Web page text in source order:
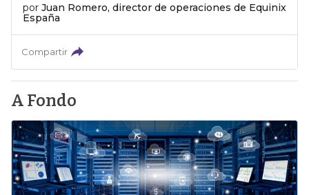
por Juan Romero, director de operaciones de Equinix
España
Compartir
A Fondo